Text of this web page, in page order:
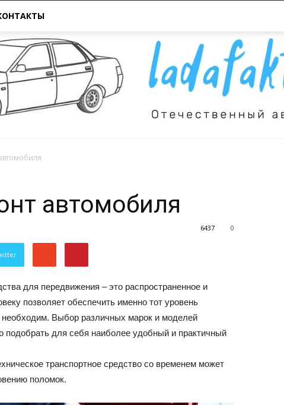
автомобиля
0
6437
для передвижения – это распространенное и
позволяет обеспечить именно тот уровень
Выбор различных марок и моделей
подобрать для себя наиболее удобный и практичный
транспортное средство со временем может
поломок.